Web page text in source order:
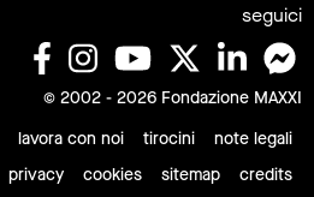
seguici
© 2002 - 2026 Fondazione MAXXI
lavora con noi tirocini
note legali
privacy
cookies sitemap credits